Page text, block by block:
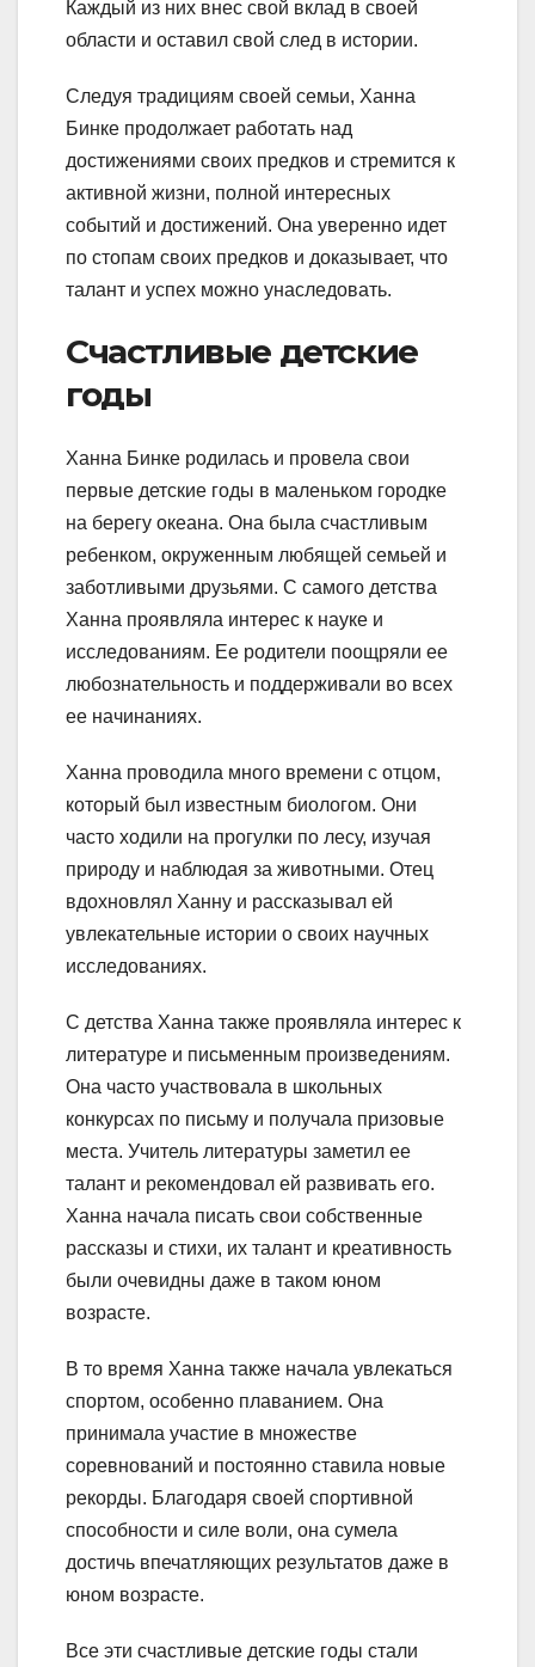
Каждый из них внес свой вклад в своей
области и оставил свой след в истории.
Следуя традициям своей семьи, Ханна
Бинке продолжает работать над
достижениями своих предков и стремится к
активной жизни, полной интересных
событий и достижений. Она уверенно идет
по стопам своих предков и доказывает, что
талант и успех можно унаследовать.
Счастливые детские
годы
Ханна Бинке родилась и провела свои
первые детские годы в маленьком городке
на берегу океана. Она была счастливым
ребенком, окруженным любящей семьей и
заботливыми друзьями. С самого детства
Ханна проявляла интерес к науке и
исследованиям. Ее родители поощряли ее
любознательность и поддерживали во всех
ее начинаниях.
Ханна проводила много времени с отцом,
который был известным биологом. Они
часто ходили на прогулки по лесу, изучая
природу и наблюдая за животными. Отец
вдохновлял Ханну и рассказывал ей
увлекательные истории о своих научных
исследованиях.
С детства Ханна также проявляла интерес к
литературе и письменным произведениям.
Она часто участвовала в школьных
конкурсах по письму и получала призовые
места. Учитель литературы заметил ее
талант и рекомендовал ей развивать его.
Ханна начала писать свои собственные
рассказы и стихи, их талант и креативность
были очевидны даже в таком юном
возрасте.
В то время Ханна также начала увлекаться
спортом, особенно плаванием. Она
принимала участие в множестве
соревнований и постоянно ставила новые
рекорды. Благодаря своей спортивной
способности и силе воли, она сумела
достичь впечатляющих результатов даже в
юном возрасте.
Все эти счастливые детские годы стали